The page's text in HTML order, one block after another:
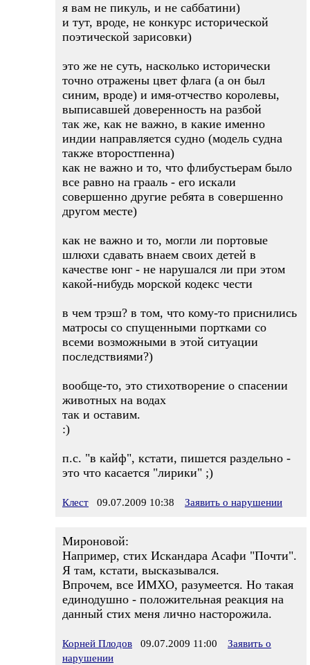
я вам не пикуль, и не саббатини)
и тут, вроде, не конкурс исторической
поэтической зарисовки)
это же не суть, насколько исторически
точно отражены цвет флага (а он был
синим, вроде) и имя-отчество королевы,
выписавшей доверенность на разбой
так же, как не важно, в какие именно
индии направляется судно (модель судна
также второстпенна)
как не важно и то, что флибустьерам было
все равно на грааль - его искали
совершенно другие ребята в совершенно
другом месте)
как не важно и то, могли ли портовые
шлюхи сдавать внаем своих детей в
качестве юнг - не нарушался ли при этом
какой-нибудь морской кодекс чести
в чем трэш? в том, что кому-то приснились
матросы со спущенными портками со
всеми возможными в этой ситуации
последствиями?)
вообще-то, это стихотворение о спасении
животных на водах
так и оставим.
:)
п.с. "в кайф", кстати, пишется раздельно -
это что касается "лирики" ;)
Клест 09.07.2009 10:38 Заявить о нарушении
Мироновой:
Например, стих Искандара Асафи "Почти".
Я там, кстати, высказывался.
Впрочем, все ИМХО, разумеется. Но такая
единодушно - положительная реакция на
данный стих меня лично насторожила.
Корней Плодов 09.07.2009 11:00
Заявить о
нарушении